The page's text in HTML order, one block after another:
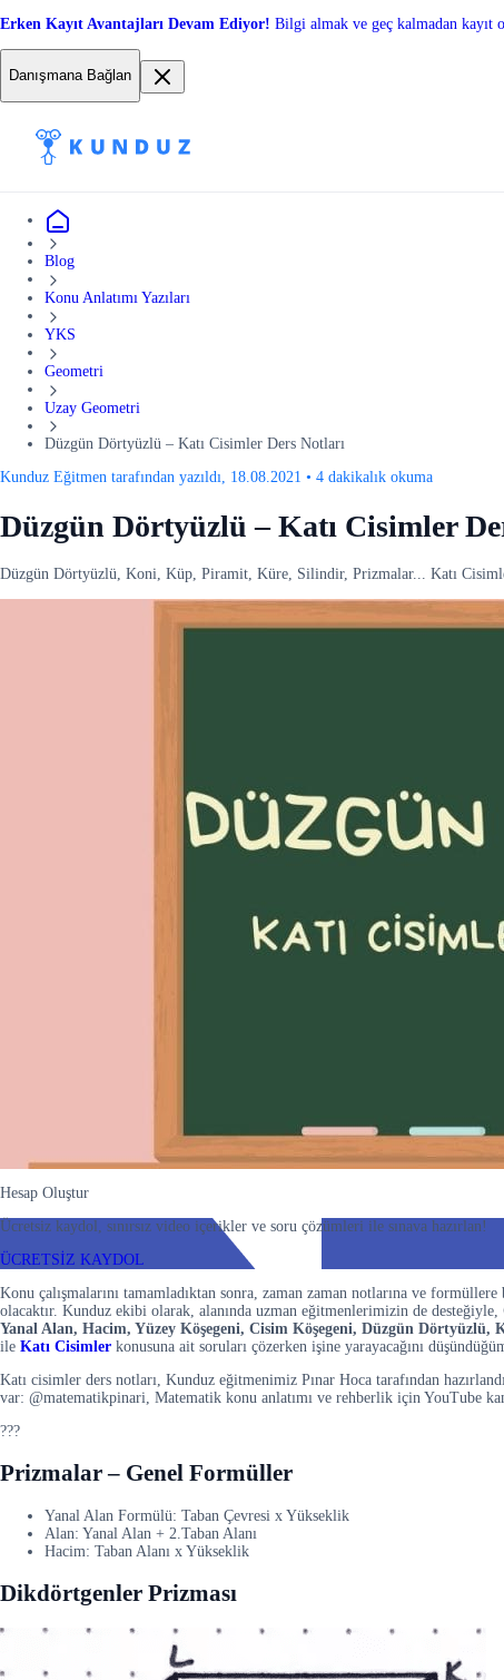
Erken Kayıt Avantajları Devam Ediyor! Bilgi almak ve geç kalmadan kayıt
Danışmana Bağlan
Blog
Konu Anlatımı Yazıları
YKS
Geometri
Uzay Geometri
Düzgün Dörtyüzlü – Katı Cisimler Ders Notları
Kunduz Eğitmen tarafından yazıldı, 18.08.2021 • 4 dakikalık okuma
Düzgün Dörtyüzlü – Katı Cisimler
Düzgün Dörtyüzlü, Koni, Küp, Piramit, Küre, Silindir, Prizmalar... Katı
Hesap Oluştur
Ücretsiz kaydol, sınırsız video içerikler ve soru çözümleri ile sınava hazırlan!
ÜCRETSİZ KAYDOL
Konu çalışmalarını tamamladıktan sonra, zaman zaman notlarına ve
olacaktır. Kunduz ekibi olarak, alanında uzman eğitmenlerimizin de desteğiyle,
Yanal Alan, Hacim, Yüzey Köşegeni, Cisim Köşegeni, Düzgün
ile Katı Cisimler konusuna ait soruları çözerken işine yarayacağını
Katı cisimler ders notları, Kunduz eğitmenimiz Pınar Hoca tarafından
var: @matematikpinari, Matematik konu anlatımı ve rehberlik için YouTube
???
Prizmalar – Genel Formüller
Yanal Alan Formülü: Taban Çevresi x Yükseklik
Alan: Yanal Alan + 2.Taban Alanı
Hacim: Taban Alanı x Yükseklik
Dikdörtgenler Prizması